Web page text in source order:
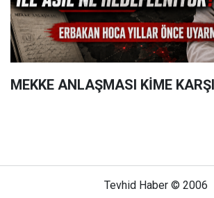
MEKKE ANLAŞMASI KİME
Tevhid Haber © 2006